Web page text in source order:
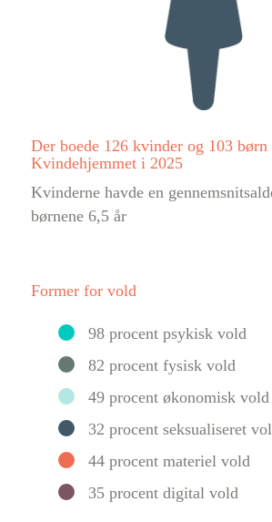
Der boede 126 kvinder og 103 børn
Kvindehjemmet i 2025
Kvinderne havde en
børnene 6,5 år
Former for vold
98 procent psykisk vold
82 procent fysisk vold
49 procent økonomisk vold
32 procent seksualiseret
44 procent materiel vold
35 procent digital vold